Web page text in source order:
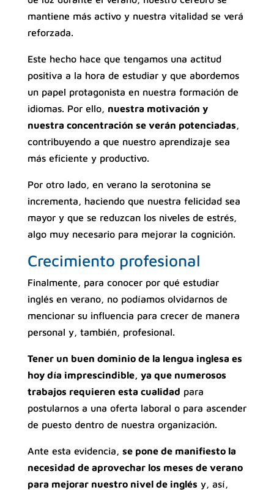
mantiene más activo y nuestra vitalidad se verá
reforzada.
Este hecho hace que tengamos una actitud
positiva a la hora de estudiar y que abordemos
un papel protagonista en nuestra formación de
idiomas. Por ello, nuestra motivación y
nuestra concentración se verán potenciadas,
contribuyendo a que nuestro aprendizaje sea
más eficiente y productivo.
Por otro lado, en verano la serotonina se
incrementa, haciendo que nuestra felicidad sea
mayor y que se reduzcan los niveles de estrés,
algo muy necesario para mejorar la cognición.
Crecimiento profesional
Finalmente, para conocer por qué estudiar
inglés en verano, no podíamos olvidarnos de
mencionar su influencia para crecer de manera
personal y, también, profesional.
Tener un buen dominio de la lengua inglesa es
hoy día imprescindible, ya que numerosos
trabajos requieren esta cualidad para
postularnos a una oferta laboral o para ascender
de puesto dentro de nuestra organización.
Ante esta evidencia, se pone de manifiesto la
necesidad de aprovechar los meses de verano
para mejorar nuestro nivel de inglés y, así,